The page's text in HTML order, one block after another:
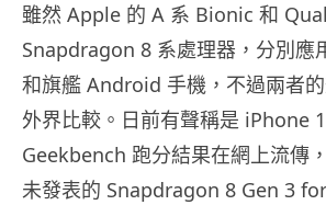
雖然 Apple 的 A 系 Bionic 和
Snapdragon 8 系處理器，分別應
和旗艦 Android 手機，不過兩者
外界比較。日前有聲稱是 iPhone
Geekbench 跑分結果在網上流傳
未發表的 Snapdragon 8 Gen 3